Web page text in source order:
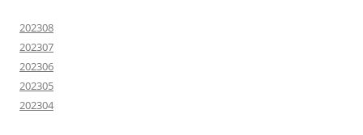
202308
202307
202306
202305
202304